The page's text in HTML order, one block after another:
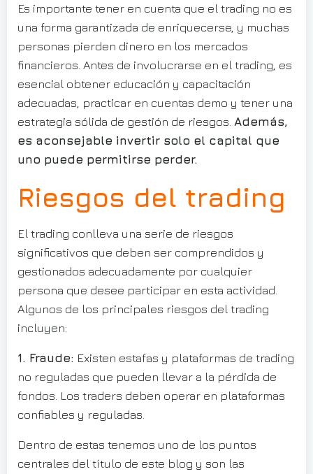
Es importante tener en cuenta que el trading no es
una forma garantizada de enriquecerse, y muchas
personas pierden dinero en los mercados
financieros. Antes de involucrarse en el trading, es
esencial obtener educación y capacitación
adecuadas, practicar en cuentas demo y tener una
estrategia sólida de gestión de riesgos. Además,
es aconsejable invertir solo el capital que
uno puede permitirse perder.
Riesgos del trading
El trading conlleva una serie de riesgos
significativos que deben ser comprendidos y
gestionados adecuadamente por cualquier
persona que desee participar en esta actividad.
Algunos de los principales riesgos del trading
incluyen:
1. Fraude: Existen estafas y plataformas de trading
no reguladas que pueden llevar a la pérdida de
fondos. Los traders deben operar en plataformas
confiables y reguladas.
Dentro de estas tenemos uno de los puntos
centrales del título de este blog y son las